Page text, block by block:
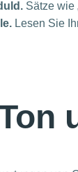
Sätze wie
Lesen Sie